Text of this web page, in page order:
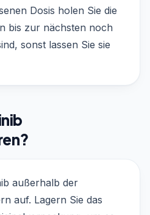
Dosis holen Sie die
bis zur nächsten noch
sonst lassen Sie sie
außerhalb der
auf. Lagern Sie das